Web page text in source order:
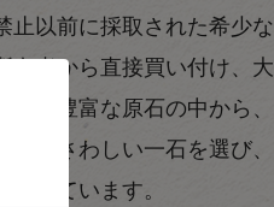
止以前に採取された希少な
有者から直接買い付け、大
。豊富な原石の中から、
もふさわしい一石を選び、
作しています。